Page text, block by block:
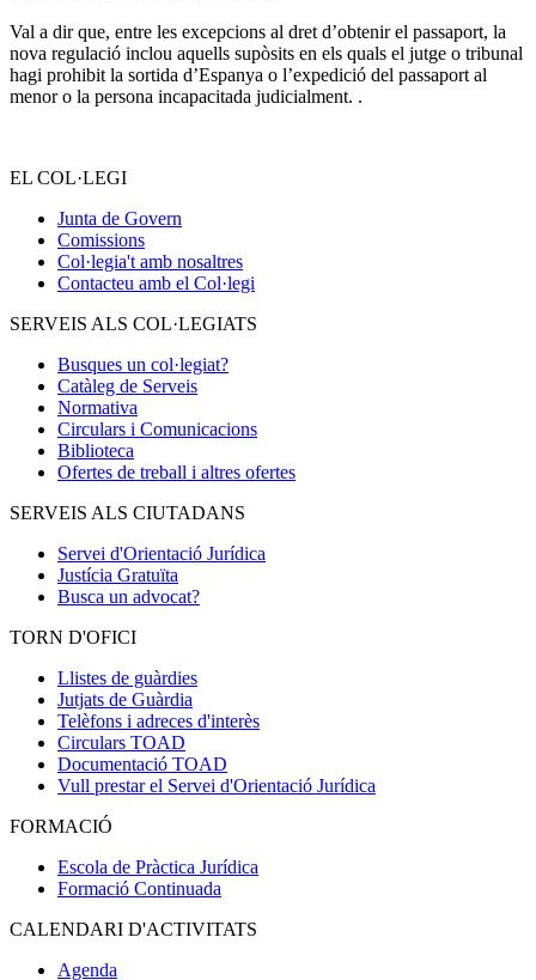
Val a dir que, entre les excepcions al dret d’obtenir el passaport, la
nova regulació inclou aquells supòsits en els quals el jutge o tribunal
hagi prohibit la sortida d’Espanya o l’expedició del passaport al
menor o la persona incapacitada judicialment. .
EL COL·LEGI
Junta de Govern
Comissions
Col·legia't amb nosaltres
Contacteu amb el Col·legi
SERVEIS ALS COL·LEGIATS
Busques un col·legiat?
Catàleg de Serveis
Normativa
Circulars i Comunicacions
Biblioteca
Ofertes de treball i altres ofertes
SERVEIS ALS CIUTADANS
Servei d'Orientació Jurídica
Justícia Gratuïta
Busca un advocat?
TORN D'OFICI
Llistes de guàrdies
Jutjats de Guàrdia
Telèfons i adreces d'interès
Circulars TOAD
Documentació TOAD
Vull prestar el Servei d'Orientació Jurídica
FORMACIÓ
Escola de Pràctica Jurídica
Formació Continuada
CALENDARI D'ACTIVITATS
Agenda